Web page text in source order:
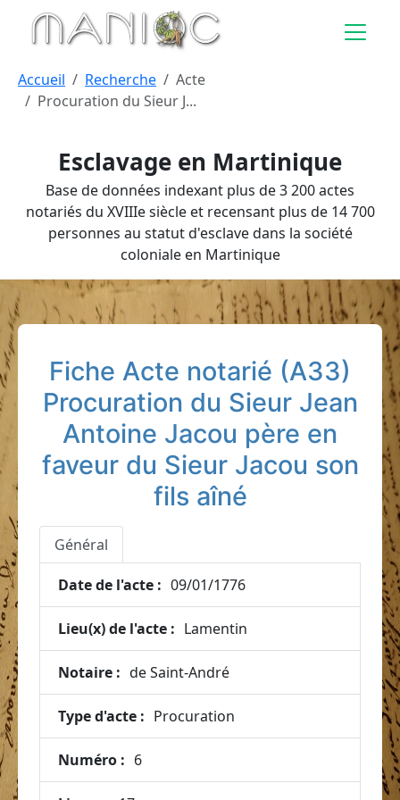
Aller au contenu principal
Esclavage en Martinique
Base de données indexant plus de 3 200 actes
notariés du XVIIIe siècle et recensant plus de 14 700
personnes au statut d'esclave dans la société
coloniale en Martinique
Accueil Recherche
Acte
Procuration du Sieur J...
Fiche Acte notarié (A33)
Procuration du Sieur Jean
Antoine Jacou père en
faveur du Sieur Jacou son
fils aîné
Général
Date de l'acte : 09/01/1776
Lieu(x) de l'acte : Lamentin
Notaire : de Saint-André
Type d'acte : Procuration
Numéro : 6